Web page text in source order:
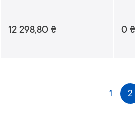
12 298,80 ₴ 0 ₴
1 2